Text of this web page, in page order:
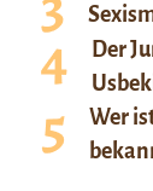
Der
Wer